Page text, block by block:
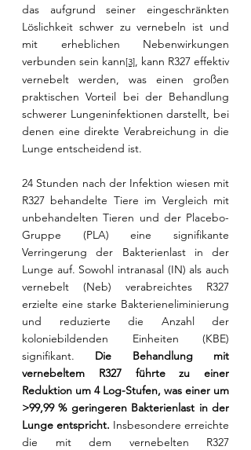
das aufgrund seiner eingeschränkten
Löslichkeit schwer zu vernebeln ist und
mit erheblichen Nebenwirkungen
verbunden sein kann[3], kann R327 effektiv
vernebelt werden, was einen großen
praktischen Vorteil bei der Behandlung
schwerer Lungeninfektionen darstellt, bei
denen eine direkte Verabreichung in die
Lunge entscheidend ist.
24 Stunden nach der Infektion wiesen mit
R327 behandelte Tiere im Vergleich mit
unbehandelten Tieren und der Placebo-
Gruppe (PLA) eine signifikante
Verringerung der Bakterienlast in der
Lunge auf. Sowohl intranasal (IN) als auch
vernebelt (Neb) verabreichtes R327
erzielte eine starke Bakterieneliminierung
und reduzierte die Anzahl der
koloniebildenden Einheiten (KBE)
signifikant. Die Behandlung mit
vernebeltem R327 führte zu einer
Reduktion um 4 Log-Stufen, was einer um
>99,99 % geringeren Bakterienlast in der
Lunge entspricht. Insbesondere erreichte
die mit dem vernebelten R327